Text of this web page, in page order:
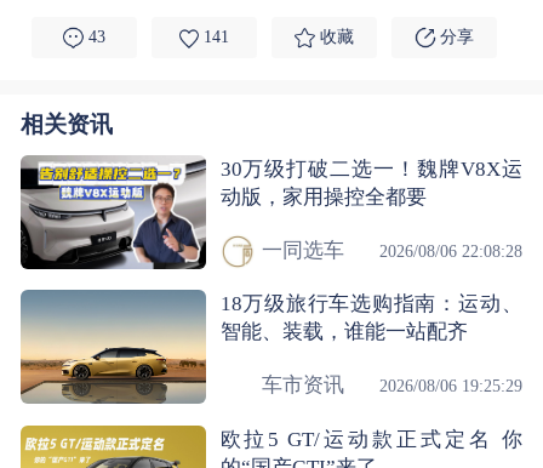
43 141 收藏 分享
相关资讯
30万级打破二选一！魏牌V8X运
动版，家用操控全都要
一同选车 2026/08/06 22:08:28
18万级旅行车选购指南：运动、
智能、装载，谁能一站配齐
车市资讯 2026/08/06 19:25:29
欧拉5 GT/运动款正式定名 你